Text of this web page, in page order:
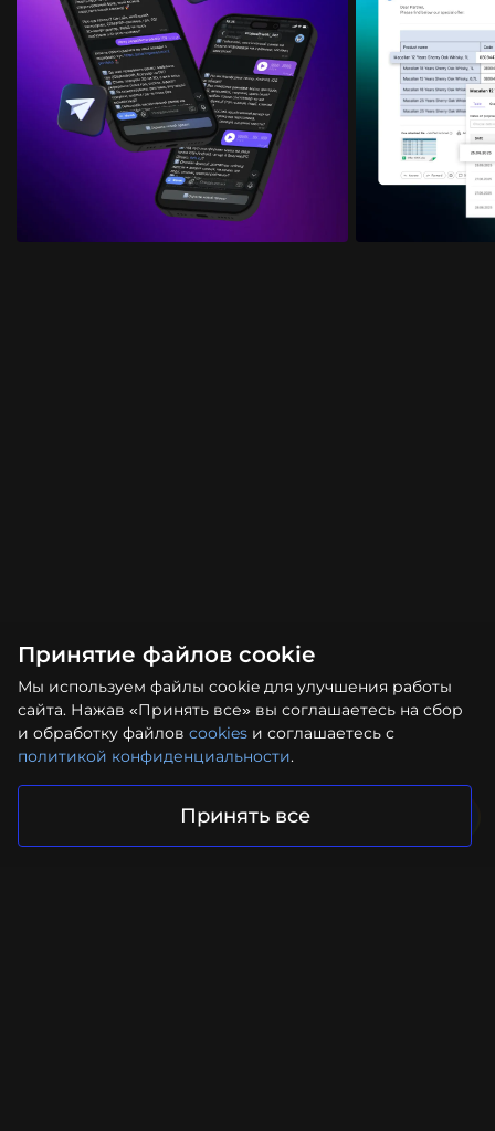
Принятие файлов cookie
Мы используем файлы cookie для улучшения работы
сайта. Нажав «Принять все» вы соглашаетесь на сбор
и обработку файлов cookies и соглашаетесь с
политикой конфиденциальности.
Принять все